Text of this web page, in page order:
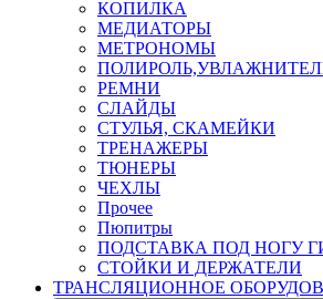
КОПИЛКА
МЕДИАТОРЫ
МЕТРОНОМЫ
РЕМНИ
СЛАЙДЫ
СТУЛЬЯ, СКАМЕЙКИ
ТРЕНАЖЕРЫ
ТЮНЕРЫ
ЧЕХЛЫ
Прочее
Пюпитры
ПОДСТАВКА ПОД НОГУ
СТОЙКИ И ДЕРЖАТЕЛИ
ТРАНСЛЯЦИОННОЕ